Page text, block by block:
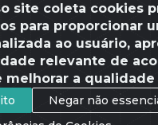
site coleta cookies
para proporcionar
ao usuário,
relevante de
melhorar a
Negar não
BAIXE NOSSO